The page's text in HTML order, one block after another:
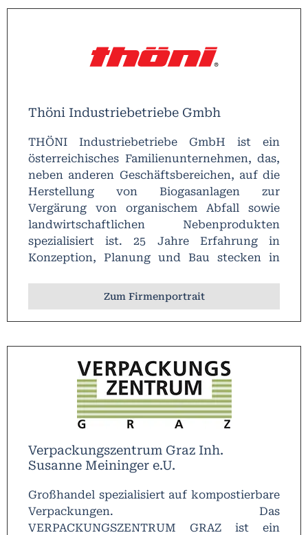
Thöni Industriebetriebe Gmbh
THÖNI Industriebetriebe GmbH ist ein
österreichisches Familienunternehmen, das,
neben anderen Geschäftsbereichen, auf die
Herstellung von Biogasanlagen zur
Vergärung von organischem Abfall sowie
landwirtschaftlichen Nebenprodukten
spezialisiert ist. 25 Jahre Erfahrung in
Konzeption, Planung und Bau stecken in
Zum Firmenportrait
Verpackungszentrum Graz Inh.
Susanne Meininger e.U.
Großhandel spezialisiert auf kompostierbare
Verpackungen. Das
VERPACKUNGSZENTRUM GRAZ ist ein